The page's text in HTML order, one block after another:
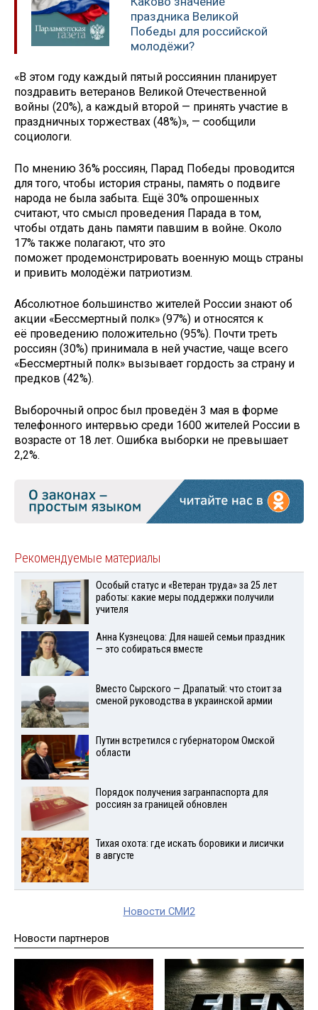
праздника Великой
Победы для российской
молодёжи?
«В этом году каждый пятый россиянин планирует
поздравить ветеранов Великой Отечественной
войны (20%), а каждый второй — принять участие в
праздничных торжествах (48%)», — сообщили
социологи.
По мнению 36% россиян, Парад Победы проводится
для того, чтобы история страны, память о подвиге
народа не была забыта. Ещё 30% опрошенных
считают, что смысл проведения Парада в том,
чтобы отдать дань памяти павшим в войне. Около
17% также полагают, что это
поможет продемонстрировать военную мощь страны
и привить молодёжи патриотизм.
Абсолютное большинство жителей России знают об
акции «Бессмертный полк» (97%) и относятся к
её проведению положительно (95%). Почти треть
россиян (30%) принимала в ней участие, чаще всего
«Бессмертный полк» вызывает гордость за страну и
предков (42%).
Выборочный опрос был проведён 3 мая в форме
телефонного интервью среди 1600 жителей России в
возрасте от 18 лет. Ошибка выборки не превышает
2,2%.
Рекомендуемые материалы
Особый статус и «Ветеран труда» за 25 лет
работы: какие меры поддержки получили
учителя
Анна Кузнецова: Для нашей семьи праздник
— это собираться вместе
Вместо Сырского — Драпатый: что стоит за
сменой руководства в украинской армии
Путин встретился с губернатором Омской
области
Порядок получения загранпаспорта для
россиян за границей обновлен
Тихая охота: где искать боровики и лисички
в августе
Новости СМИ2
Новости партнеров